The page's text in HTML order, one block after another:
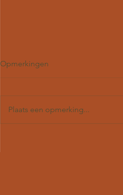
Opmerkingen
Plaats een opmerking...